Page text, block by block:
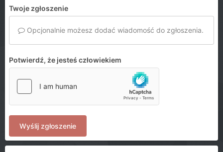
Twoje zgłoszenie
Opcjonalnie możesz dodać wiadomość do zgłoszenia.
Potwierdź, że jesteś człowiekiem
Wyślij zgłoszenie